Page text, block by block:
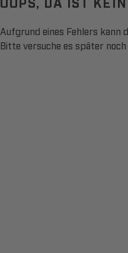
Aufgrund eines Fehlers kann
Bitte versuche es später noch